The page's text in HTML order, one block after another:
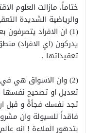
ختاماً، مازالت العلوم
والرياضية الشديدة
(1) ان الافراد يتصرفون
يدركون (اي الافراد)
تعقيداتها .
(2) وان الاسواق هي
تعديل او تصحيح نفسها
تجد نفسك فجأةً و قبل
فاقداً للسيولة وان
بتدهور الملاءة ! انه